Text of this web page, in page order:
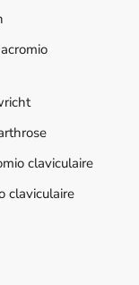
claviculaire
claviculaire